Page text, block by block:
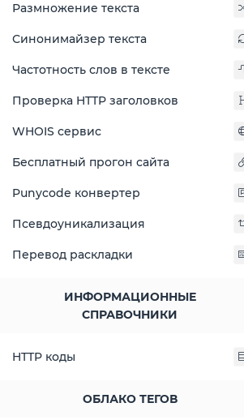
Размножение текста
Синонимайзер текста
Частотность слов в тексте
Проверка HTTP заголовков
WHOIS сервис
Бесплатный прогон сайта
Punycode конвертер
Псевдоуникализация
Перевод раскладки
ИНФОРМАЦИОННЫЕ
СПРАВОЧНИКИ
HTTP коды
ОБЛАКО ТЕГОВ